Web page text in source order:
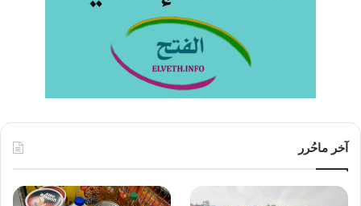
آخر ماحُرر